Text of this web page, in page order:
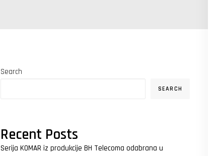
Search
SEARCH
Recent Posts
Serija KOMAR iz produkcije BH Telecoma odabrana u